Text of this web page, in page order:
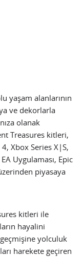
yaşam alanlarının
ve dekorlarla
olanak
Treasures kitleri,
Xbox Series X|S,
Uygulaması, Epic
piyasaya
kitleri ile
hayalini
yolculuk
harekete geçiren